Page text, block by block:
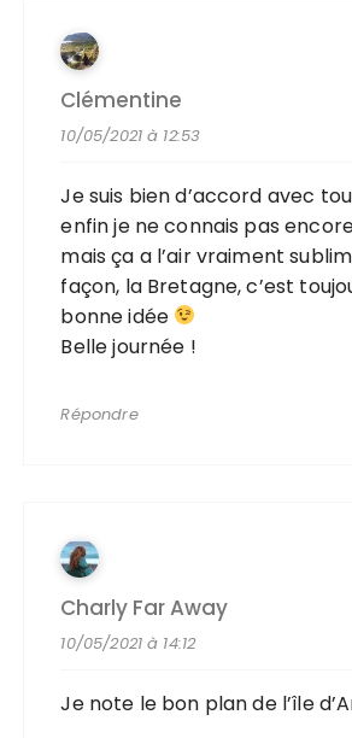
Clémentine
10/05/2021 à 12:53
Je suis bien d’accord avec
enfin je ne connais pas
mais ça a l’air vraiment
façon, la Bretagne, c’est
bonne idée
Belle journée !
Répondre
Charly Far Away
10/05/2021 à 14:12
Je note le bon plan de l’île